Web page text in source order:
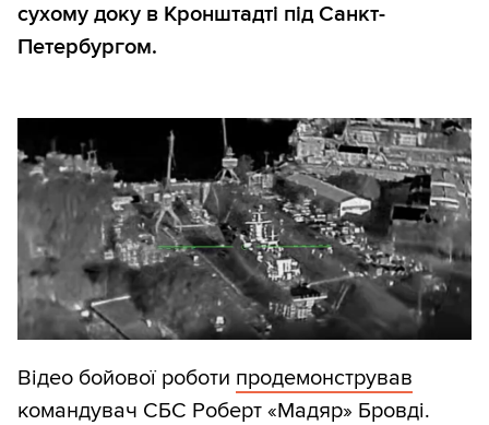
сухому доку в Кронштадті під Санкт-
Петербургом.
Відео бойової роботи продемонстрував
командувач СБС Роберт «Мадяр» Бровді.